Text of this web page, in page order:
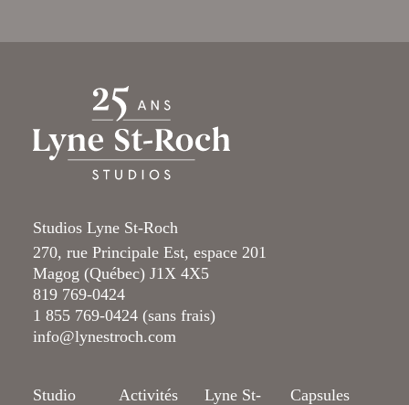
Studios Lyne St-Roch
270, rue Principale Est, espace 201
Magog (Québec) J1X 4X5
819 769-0424
1 855 769-0424 (sans frais)
info@lynestroch.com
Studio
Activités
Lyne St-
Capsules